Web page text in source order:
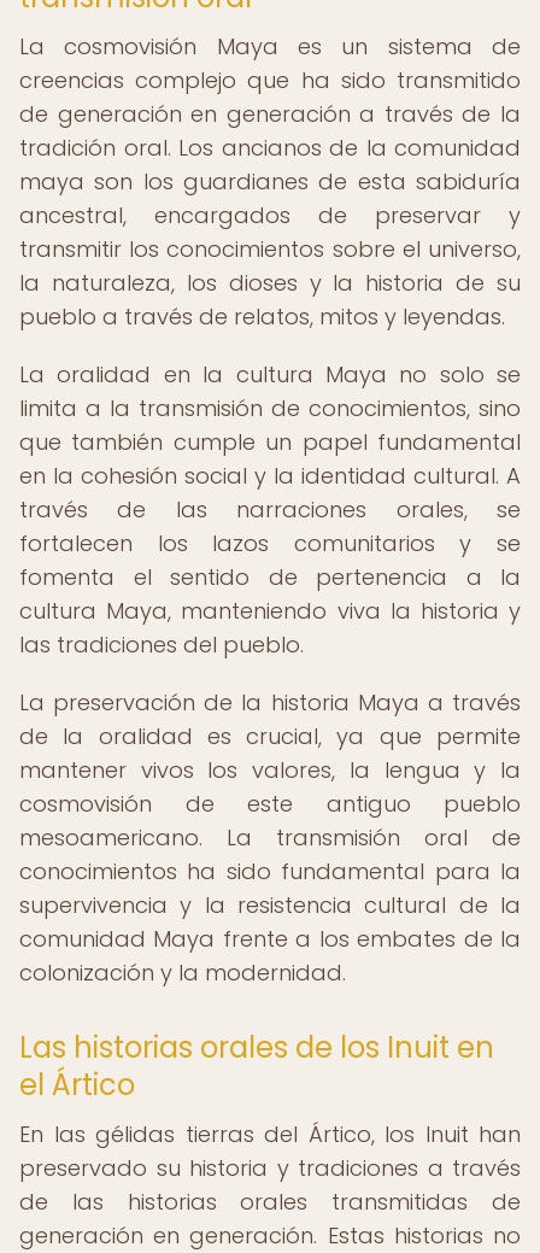
La cosmovisión Maya es un sistema de
creencias complejo que ha sido transmitido
de generación en generación a través de la
tradición oral. Los ancianos de la comunidad
maya son los guardianes de esta sabiduría
ancestral, encargados de preservar y
transmitir los conocimientos sobre el universo,
la naturaleza, los dioses y la historia de su
pueblo a través de relatos, mitos y leyendas.
La oralidad en la cultura Maya no solo se
limita a la transmisión de conocimientos, sino
que también cumple un papel fundamental
en la cohesión social y la identidad cultural. A
través de las narraciones orales, se
fortalecen los lazos comunitarios y se
fomenta el sentido de pertenencia a la
cultura Maya, manteniendo viva la historia y
las tradiciones del pueblo.
La preservación de la historia Maya a través
de la oralidad es crucial, ya que permite
mantener vivos los valores, la lengua y la
cosmovisión de este antiguo pueblo
mesoamericano. La transmisión oral de
conocimientos ha sido fundamental para la
supervivencia y la resistencia cultural de la
comunidad Maya frente a los embates de la
colonización y la modernidad.
Las historias orales de los Inuit en
el Ártico
En las gélidas tierras del Ártico, los Inuit han
preservado su historia y tradiciones a través
de las historias orales transmitidas de
generación en generación. Estas historias no